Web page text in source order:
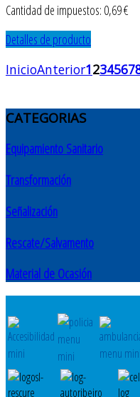
Cantidad de impuestos: 0,69 €
Detalles de producto
InicioAnterior1234567
CATEGORIAS
Equipamiento Sanitario
Transformación
Señalización
Rescate/Salvamento
Material de Ocasión